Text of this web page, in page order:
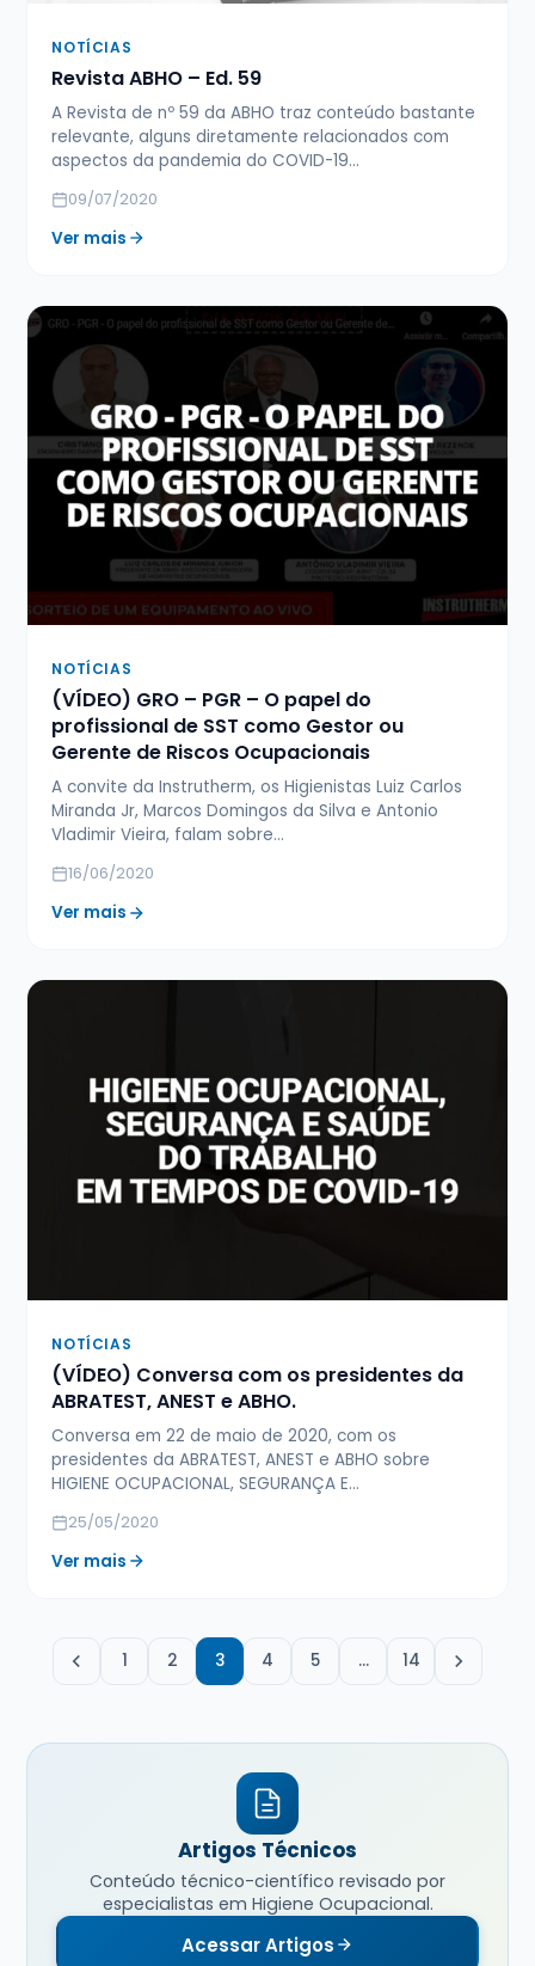
NOTÍCIAS
Revista ABHO – Ed. 59
A Revista de nº 59 da ABHO traz conteúdo bastante
relevante, alguns diretamente relacionados com
aspectos da pandemia do COVID-19…
09/07/2020
Ver mais
NOTÍCIAS
(VÍDEO) GRO – PGR – O papel do
profissional de SST como Gestor ou
Gerente de Riscos Ocupacionais
A convite da Instrutherm, os Higienistas Luiz Carlos
Miranda Jr, Marcos Domingos da Silva e Antonio
Vladimir Vieira, falam sobre…
16/06/2020
Ver mais
NOTÍCIAS
(VÍDEO) Conversa com os presidentes da
ABRATEST, ANEST e ABHO.
Conversa em 22 de maio de 2020, com os
presidentes da ABRATEST, ANEST e ABHO sobre
HIGIENE OCUPACIONAL, SEGURANÇA E…
25/05/2020
Ver mais
1 2 3 4 5 … 14
Artigos Técnicos
Conteúdo técnico-científico revisado por
especialistas em Higiene Ocupacional.
Acessar Artigos